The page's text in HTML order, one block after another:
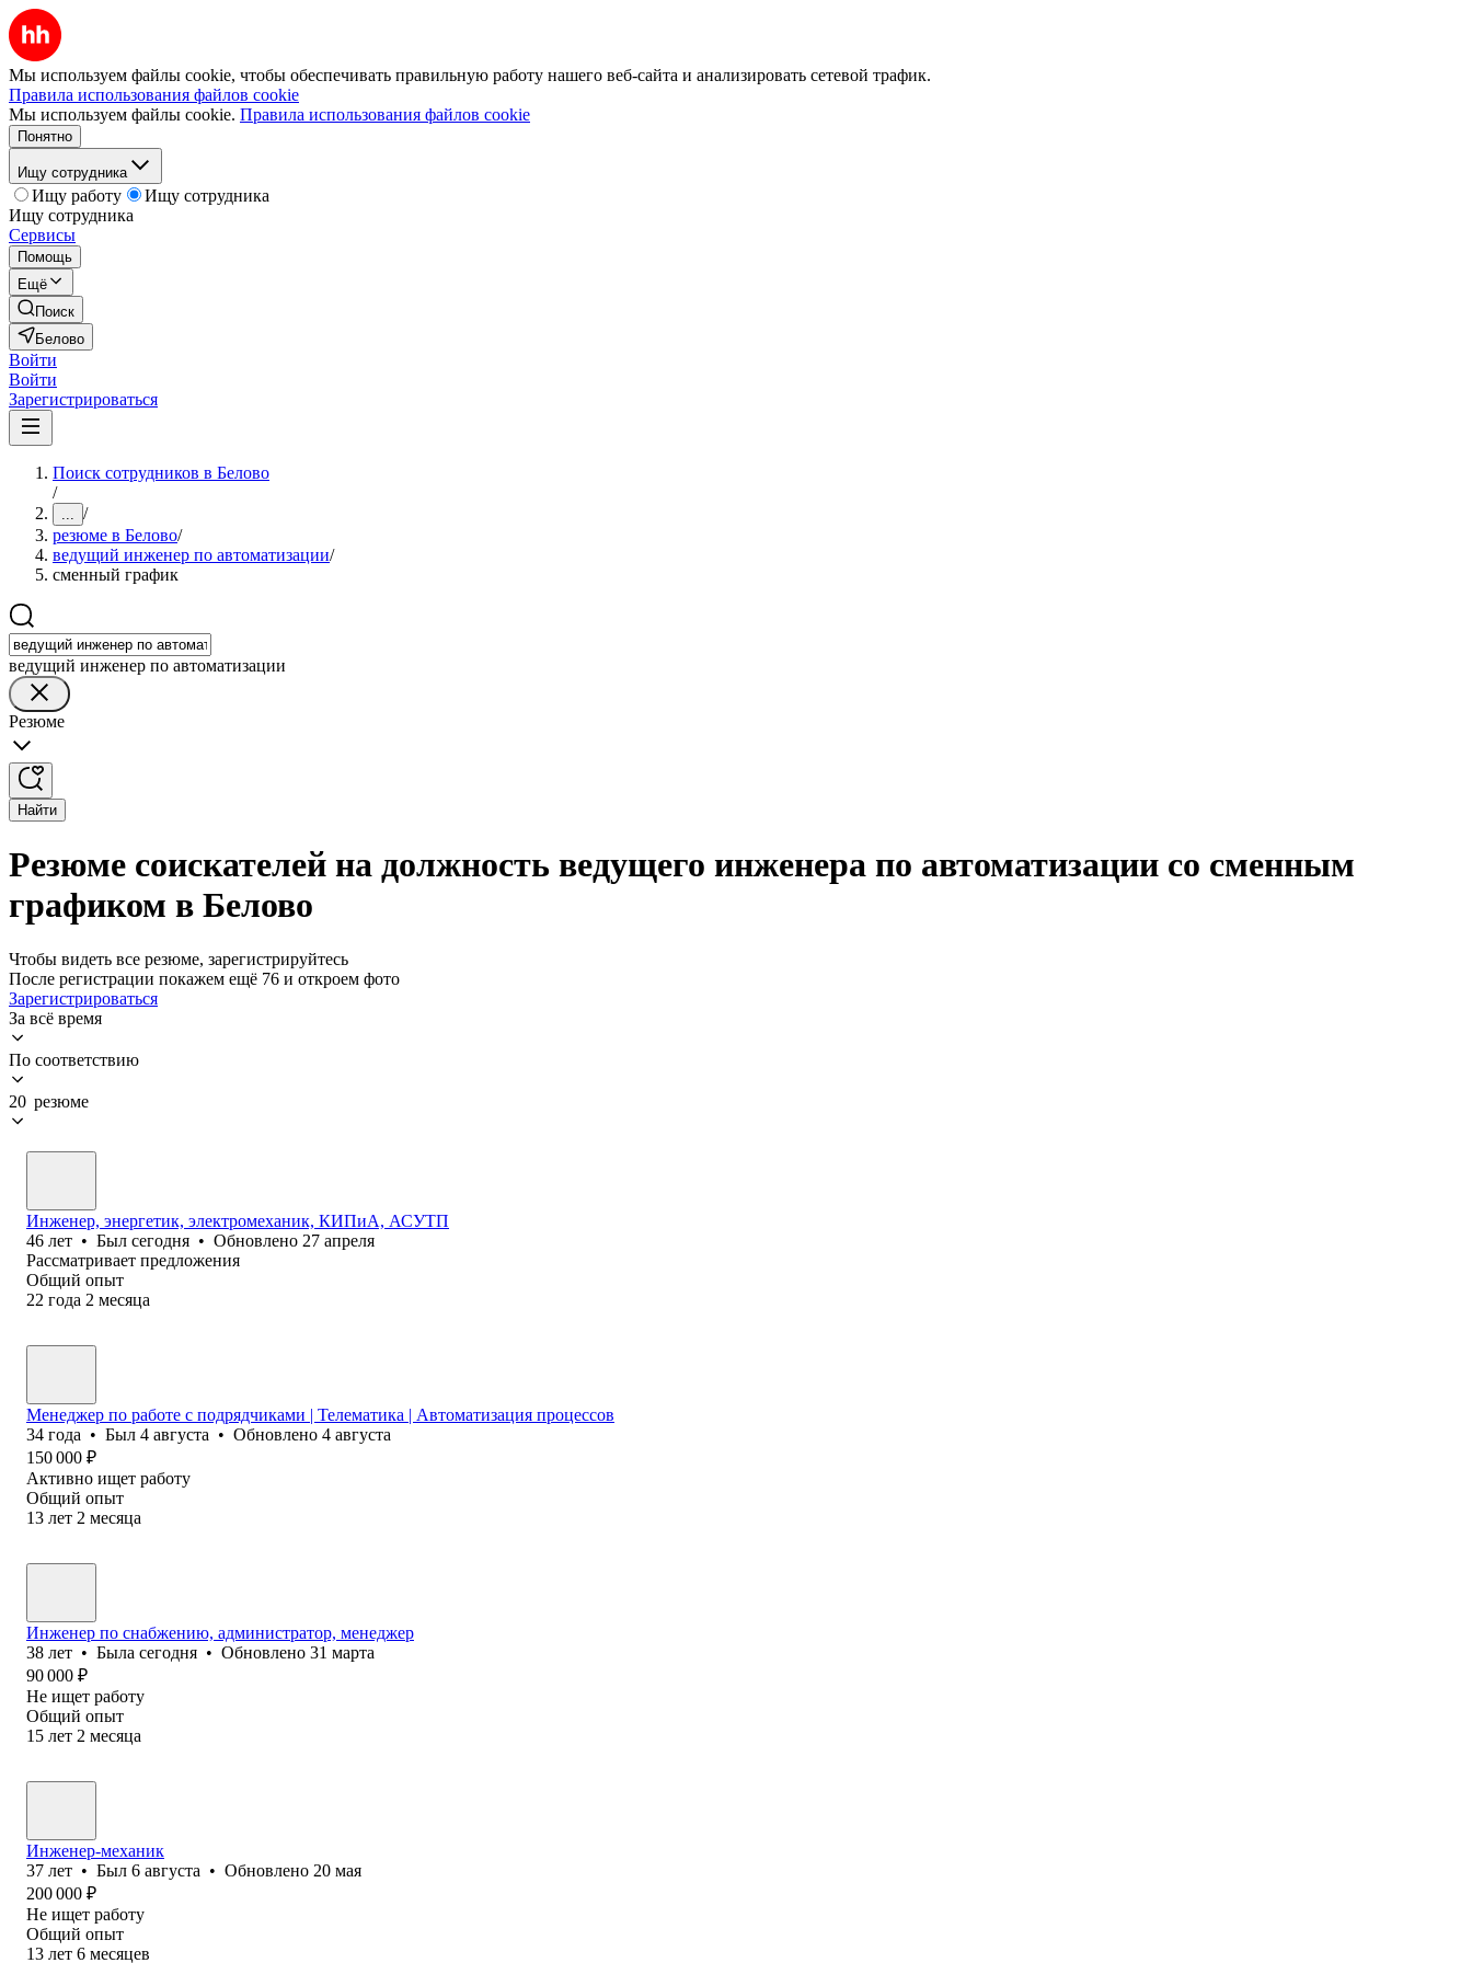
Мы используем файлы cookie, чтобы обеспечивать правильную работу нашего веб-сайта и анализировать сетевой трафик.
Правила использования файлов cookie
Мы используем файлы cookie. Правила использования файлов cookie
Понятно
Ищу сотрудника
Ищу работу
Ищу сотрудника
Ищу сотрудника
Сервисы
Помощь
Ещё
Поиск
Белово
Войти
Войти
Зарегистрироваться
Поиск сотрудников в Белово
/
... /
резюме в Белово/
ведущий инженер по автоматизации/
сменный график
ведущий инженер по автоматизации
Резюме
Найти
Резюме соискателей на должность ведущего инженера по автоматизации со сменным
графиком в Белово
Чтобы видеть все резюме, зарегистрируйтесь
После регистрации покажем ещё 76 и откроем фото
Зарегистрироваться
За всё время
По соответствию
20 резюме
Инженер, энергетик, электромеханик, КИПиА, АСУТП
46 лет • Был сегодня • Обновлено 27 апреля
Рассматривает предложения
Общий опыт
22 года 2 месяца
Менеджер по работе с подрядчиками | Телематика | Автоматизация процессов
34 года • Был 4 августа • Обновлено 4 августа
150 000 ₽
Активно ищет работу
Общий опыт
13 лет 2 месяца
Инженер по снабжению, администратор, менеджер
38 лет • Была сегодня • Обновлено 31 марта
90 000 ₽
Не ищет работу
Общий опыт
15 лет 2 месяца
Инженер-механик
37 лет • Был 6 августа • Обновлено 20 мая
200 000 ₽
Не ищет работу
Общий опыт
13 лет 6 месяцев